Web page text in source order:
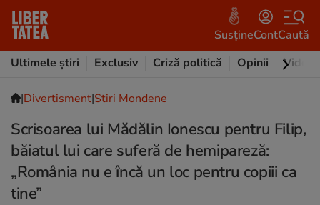
SusțineContCaută
Ultimele știri
Exclusiv Criză politică Opinii Video
|Divertisment|Stiri Mondene
Scrisoarea lui Mădălin Ionescu pentru Filip,
băiatul lui care suferă de hemipareză:
„România nu e încă un loc pentru copiii ca
tine”